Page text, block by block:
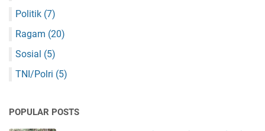
Politik (7)
Ragam (20)
Sosial (5)
TNI/Polri (5)
POPULAR POSTS